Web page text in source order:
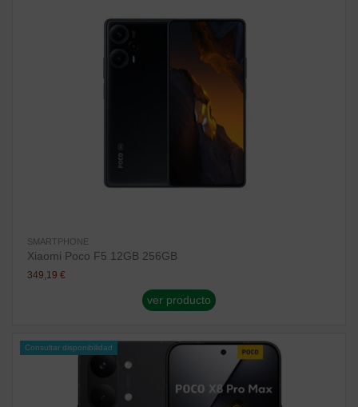
SMARTPHONE
Xiaomi Poco F5 12GB 256GB
349,19 €
ver producto
Consultar disponibilidad